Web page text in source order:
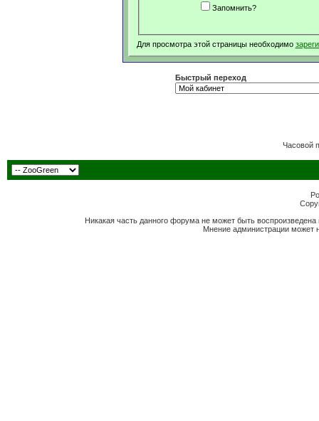
Запомнить?
Для просмотра этой страницы необходимо
Быстрый переход
Часовой
Никакая часть данного форума не может быть
Мнение администрации может